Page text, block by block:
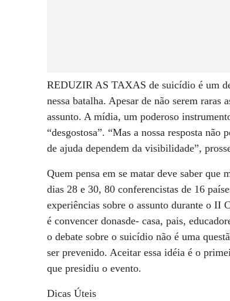
REDUZIR AS TAXAS de suicídio é um
nessa batalha. Apesar de não serem
assunto. A mídia, um poderoso
“desgostosa”. “Mas a nossa resposta não
de ajuda dependem da visibilidade”,
Quem pensa em se matar deve saber que
dias 28 e 30, 80 conferencistas de 16
experiências sobre o assunto durante o II
é convencer donasde- casa, pais,
o debate sobre o suicídio não é uma
ser prevenido. Aceitar essa idéia é o
que presidiu o evento.
Dicas Úteis